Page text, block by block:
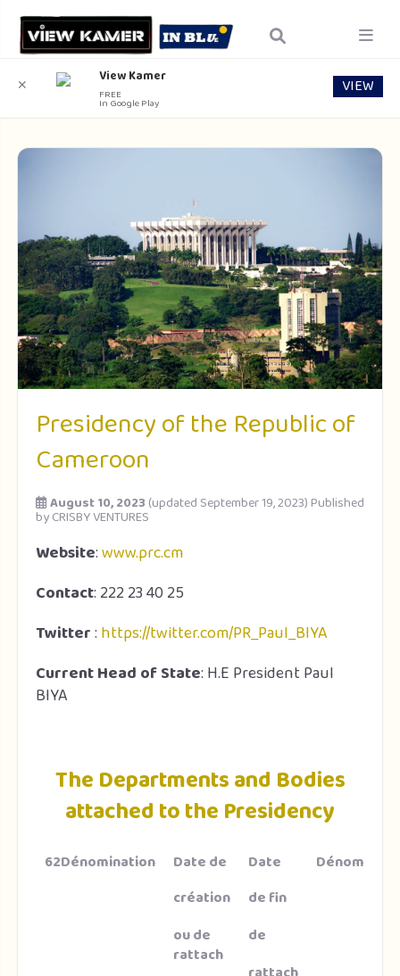
Presidency of the Republic of
Cameroon
August 10, 2023 (updated September 19, 2023)Published
byCRISBY VENTURES
Website:www.prc.cm
Contact: 222 23 40 25
Twitter: https://twitter.com/PR_Paul_BIYA
Current Head of State: H.E President Paul
BIYA
The Departments and Bodies
attached to the Presidency
62Dénomination
Date de
création
ou de
rattach
Date
de fin
de
✕ View Kamer
FREE
In Google Play
VIEW